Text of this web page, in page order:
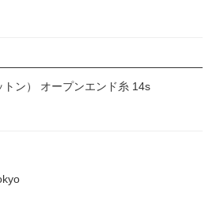
と、プリント同士がくっついたり、
ただくことをおすすめいたします。
スプラトゥーン、星のカービィな
ど)
ゲームのスクリーンショットなどを
ン） オープンエンド糸 14s